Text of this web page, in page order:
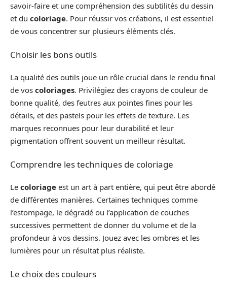
savoir-faire et une compréhension des subtilités du dessin
et du coloriage. Pour réussir vos créations, il est essentiel
de vous concentrer sur plusieurs éléments clés.
Choisir les bons outils
La qualité des outils joue un rôle crucial dans le rendu final
de vos coloriages. Privilégiez des crayons de couleur de
bonne qualité, des feutres aux pointes fines pour les
détails, et des pastels pour les effets de texture. Les
marques reconnues pour leur durabilité et leur
pigmentation offrent souvent un meilleur résultat.
Comprendre les techniques de coloriage
Le coloriage est un art à part entière, qui peut être abordé
de différentes manières. Certaines techniques comme
l’estompage, le dégradé ou l’application de couches
successives permettent de donner du volume et de la
profondeur à vos dessins. Jouez avec les ombres et les
lumières pour un résultat plus réaliste.
Le choix des couleurs